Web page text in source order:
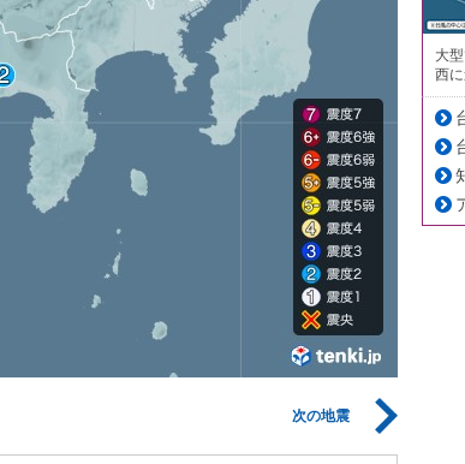
次の地震
大
西